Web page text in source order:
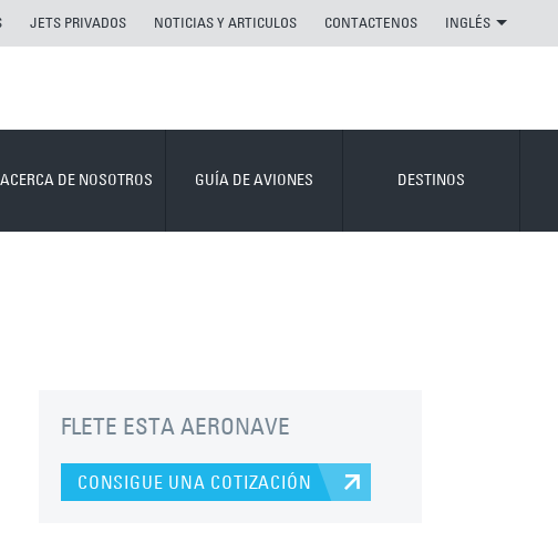
JETS PRIVADOS NOTICIAS Y ARTICULOS CONTACTENOS INGLÉS
ACERCA DE NOSOTROS GUÍA DE AVIONES DESTINOS
FLETE ESTA AERONAVE
CONSIGUE UNA COTIZACIÓN